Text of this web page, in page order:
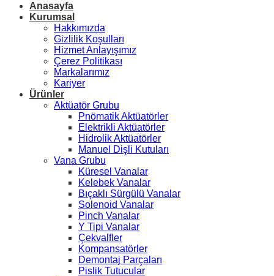
Anasayfa
Kurumsal
Hakkımızda
Gizlilik Koşulları
Hizmet Anlayışımız
Çerez Politikası
Markalarımız
Kariyer
Ürünler
Aktüatör Grubu
Pnömatik Aktüatörler
Elektrikli Aktüatörler
Hidrolik Aktüatörler
Manuel Dişli Kutuları
Vana Grubu
Küresel Vanalar
Kelebek Vanalar
Bıçaklı Sürgülü Vanalar
Solenoid Vanalar
Pinch Vanalar
Y Tipi Vanalar
Çekvalfler
Kompansatörler
Demontaj Parçaları
Pislik Tutucular